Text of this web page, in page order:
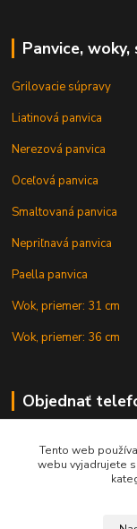
Panvice, woky,
Grilovacie súpravy
Liatinová panvica
Nerezová panvica
Oceľová panvica
Smaltovaná panvica
Nepriľnavá panvica
Paella panvica
Wok, priemer: 31 cm
Wok, priemer: 36 cm
Objednať
+421
Tento web
webu vyjadrujete